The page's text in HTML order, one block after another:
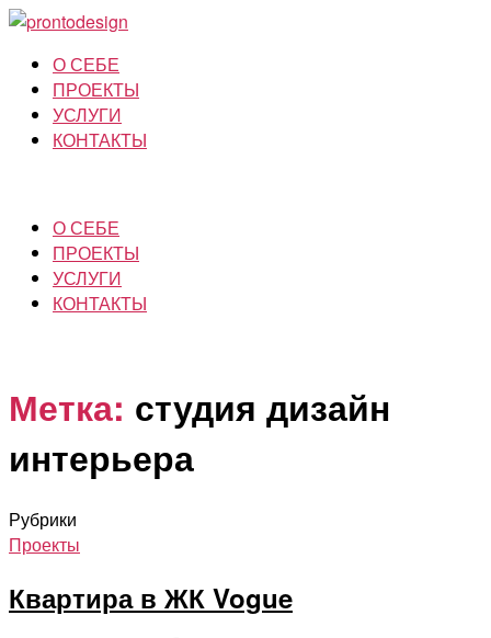
О СЕБЕ
ПРОЕКТЫ
УСЛУГИ
КОНТАКТЫ
О СЕБЕ
ПРОЕКТЫ
УСЛУГИ
КОНТАКТЫ
Метка: студия дизайн
интерьера
Рубрики
Проекты
Квартира в ЖК Vogue